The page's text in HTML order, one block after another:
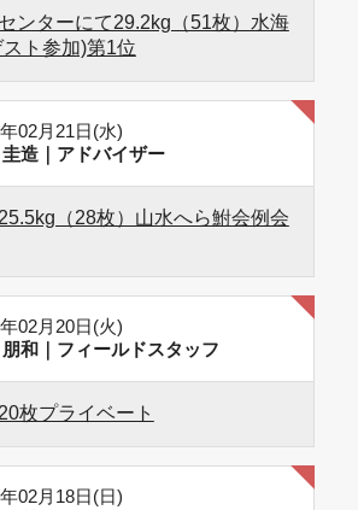
ンターにて29.2kg（51枚）水海
ト参加)第1位
02月21日(水)
造｜アドバイザー
（28枚）山水へら鮒会例会
02月20日(火)
朋和｜フィールドスタッフ
枚プライベート
02月18日(日)